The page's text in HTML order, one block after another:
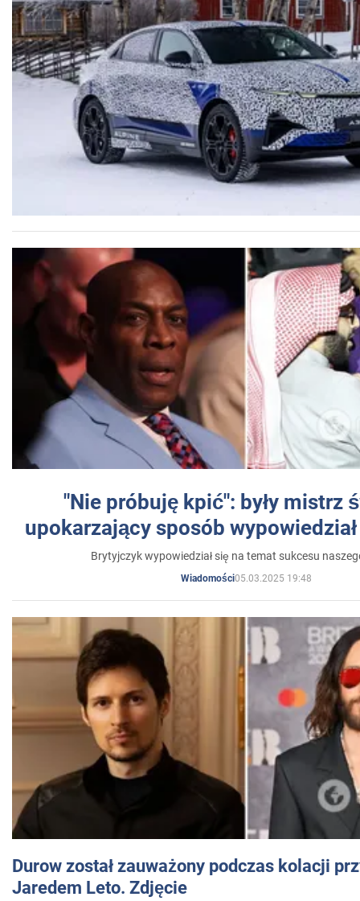
"Nie próbuję kpić": były mistrz
upokarzający sposób
Brytyjczyk wypowiedział się na temat sukcesu
Wiadomości05.03.2025 19:48
Durow został zauważony podczas kolacji
Jaredem Leto. Zdjęcie